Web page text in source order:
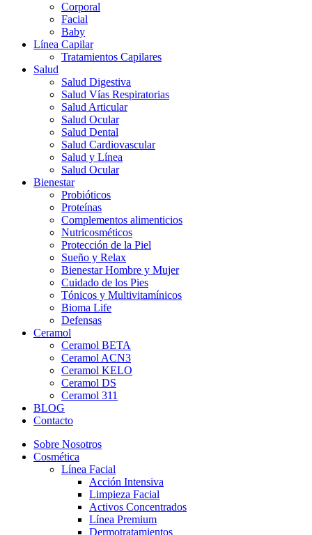
Corporal
Facial
Baby
Línea Capilar
Tratamientos Capilares
Salud
Salud Digestiva
Salud Vías Respiratorias
Salud Articular
Salud Ocular
Salud Dental
Salud Cardiovascular
Salud y Línea
Salud Ocular
Bienestar
Probióticos
Proteínas
Complementos alimenticios
Nutricosméticos
Protección de la Piel
Sueño y Relax
Bienestar Hombre y Mujer
Cuidado de los Pies
Tónicos y Multivitamínicos
Bioma Life
Defensas
Ceramol
Ceramol BETA
Ceramol ACN3
Ceramol KELO
Ceramol DS
Ceramol 311
BLOG
Contacto
Sobre Nosotros
Cosmética
Línea Facial
Acción Intensiva
Limpieza Facial
Activos Concentrados
Línea Premium
Dermotratamientos